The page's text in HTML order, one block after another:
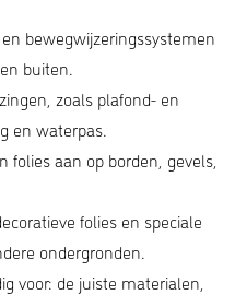
bewegwijzeringssystemen
buiten.
zoals plafond- en
en waterpas.
folies aan op borden, gevels,
folies en speciale
ondergronden.
voor: de juiste materialen,